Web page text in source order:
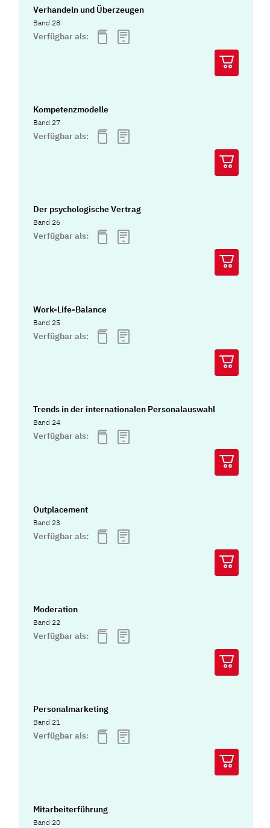
Verhandeln und Überzeugen
Band 28
Verfügbar als:
Kompetenzmodelle
Band 27
Verfügbar als:
Der psychologische Vertrag
Band 26
Verfügbar als:
Work-Life-Balance
Band 25
Verfügbar als:
Trends in der internationalen Personalauswahl
Band 24
Verfügbar als:
Outplacement
Band 23
Verfügbar als:
Moderation
Band 22
Verfügbar als:
Personalmarketing
Band 21
Verfügbar als:
Mitarbeiterführung
Band 20